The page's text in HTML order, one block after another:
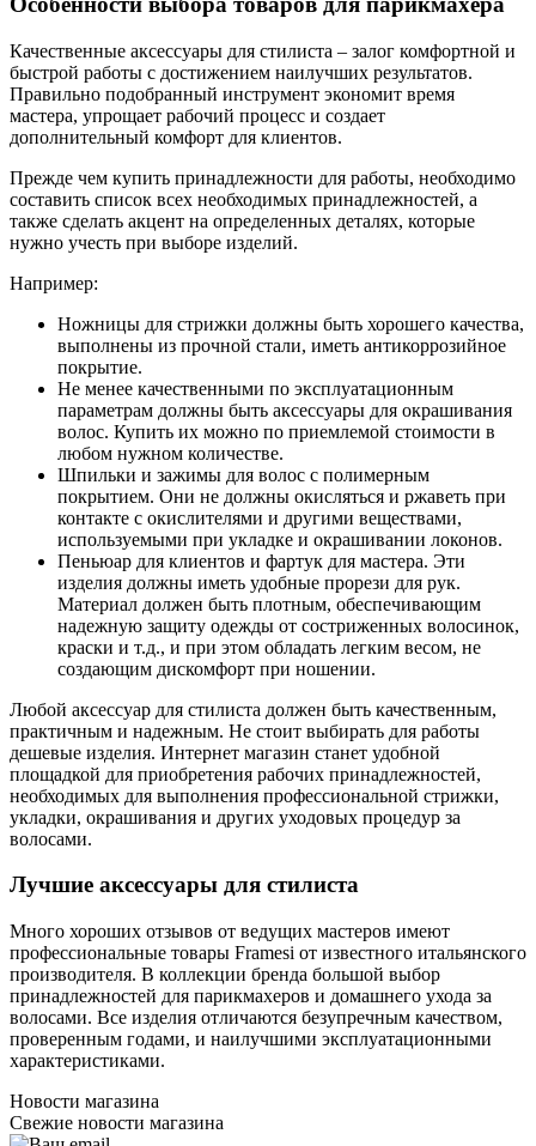
Качественные аксессуары для стилиста – залог комфортной и
быстрой работы с достижением наилучших результатов.
Правильно подобранный инструмент экономит время
мастера, упрощает рабочий процесс и создает
дополнительный комфорт для клиентов.
Прежде чем купить принадлежности для работы, необходимо
составить список всех необходимых принадлежностей, а
также сделать акцент на определенных деталях, которые
нужно учесть при выборе изделий.
Например:
Ножницы для стрижки должны быть хорошего качества,
выполнены из прочной стали, иметь антикоррозийное
покрытие.
Не менее качественными по эксплуатационным
параметрам должны быть аксессуары для окрашивания
волос. Купить их можно по приемлемой стоимости в
любом нужном количестве.
Шпильки и зажимы для волос с полимерным
покрытием. Они не должны окисляться и ржаветь при
контакте с окислителями и другими веществами,
используемыми при укладке и окрашивании локонов.
Пеньюар для клиентов и фартук для мастера. Эти
изделия должны иметь удобные прорези для рук.
Материал должен быть плотным, обеспечивающим
надежную защиту одежды от состриженных волосинок,
краски и т.д., и при этом обладать легким весом, не
создающим дискомфорт при ношении.
Любой аксессуар для стилиста должен быть качественным,
практичным и надежным. Не стоит выбирать для работы
дешевые изделия. Интернет магазин станет удобной
площадкой для приобретения рабочих принадлежностей,
необходимых для выполнения профессиональной стрижки,
укладки, окрашивания и других уходовых процедур за
волосами.
Лучшие аксессуары для стилиста
Много хороших отзывов от ведущих мастеров имеют
профессиональные товары Framesi от известного итальянского
производителя. В коллекции бренда большой выбор
принадлежностей для парикмахеров и домашнего ухода за
волосами. Все изделия отличаются безупречным качеством,
проверенным годами, и наилучшими эксплуатационными
характеристиками.
Новости магазина
Свежие новости магазина